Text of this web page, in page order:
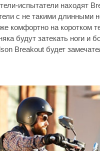
испытатели находят
с не такими длинными
комфортно на коротком
будут затекать ноги и
Breakout будет